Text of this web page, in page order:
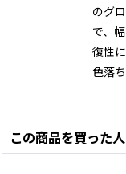
のグ
で、
復性
色落
この商品を買った